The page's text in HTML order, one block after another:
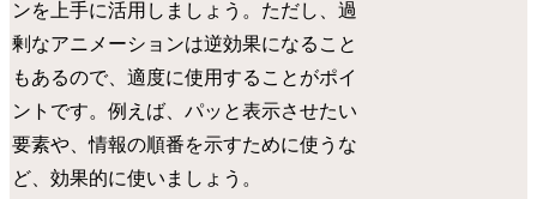
ンを上手に活用しましょう。ただし、過
剰なアニメーションは逆効果になること
もあるので、適度に使用することがポイ
ントです。例えば、パッと表示させたい
要素や、情報の順番を示すために使うな
ど、効果的に使いましょう。